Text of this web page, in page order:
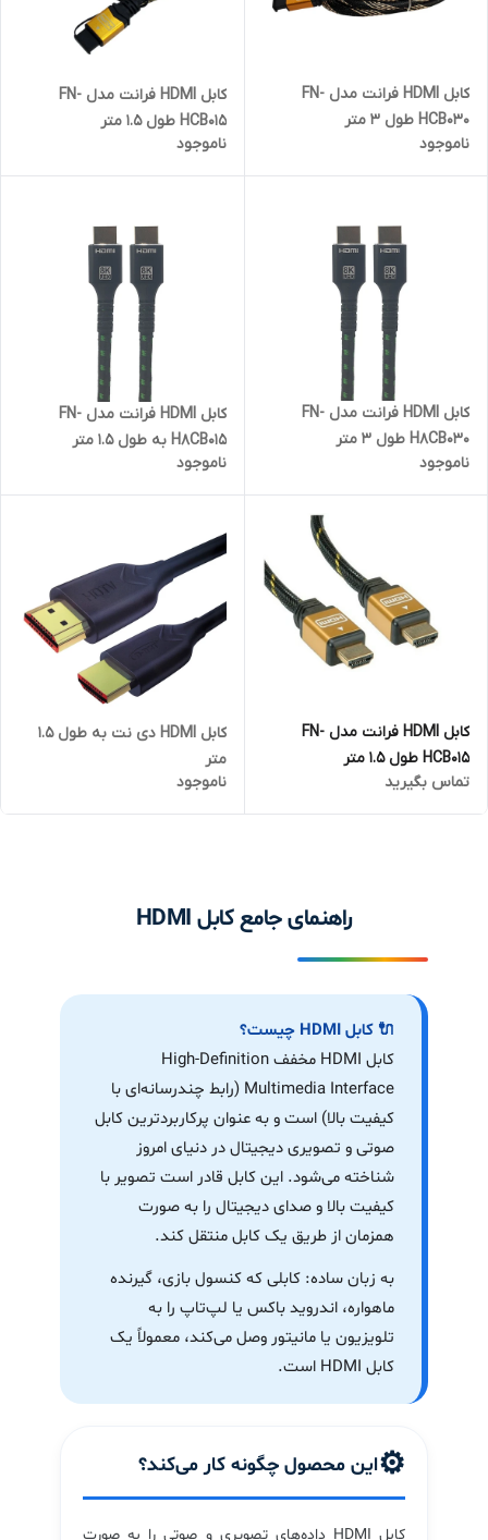
کابل HDMI فرانت مدل FN-
HCB030 طول 3 متر
ناموجود
کابل HDMI فرانت مدل FN-
HCB015 طول 1.5 متر
ناموجود
کابل HDMI فرانت مدل FN-
H8CB030 طول 3 متر
ناموجود
کابل HDMI فرانت مدل FN-
H8CB015 به طول 1.5 متر
ناموجود
کابل HDMI فرانت مدل FN-
HCB015 طول 1.5 متر
تماس بگیرید
کابل HDMI دی نت به طول 1.5
متر
ناموجود
راهنمای جامع کابل HDMI
🔌 کابل HDMI چیست؟
کابل HDMI مخفف High-Definition
Multimedia Interface (رابط چندرسانه‌ای با
کیفیت بالا) است و به عنوان پرکاربردترین کابل
صوتی و تصویری دیجیتال در دنیای امروز
شناخته می‌شود. این کابل قادر است تصویر با
کیفیت بالا و صدای دیجیتال را به صورت
همزمان از طریق یک کابل منتقل کند.
به زبان ساده: کابلی که کنسول بازی، گیرنده
ماهواره، اندروید باکس یا لپ‌تاپ را به
تلویزیون یا مانیتور وصل می‌کند، معمولاً یک
کابل HDMI است.
⚙️این محصول چگونه کار می‌کند؟
کابل HDMI داده‌های تصویری و صوتی را به صورت